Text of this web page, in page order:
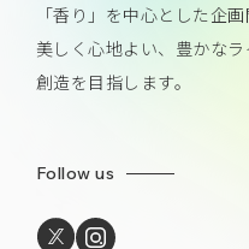
「香り」を中心とした企
美しく心地よい、豊かな
創造を目指します。
Follow us